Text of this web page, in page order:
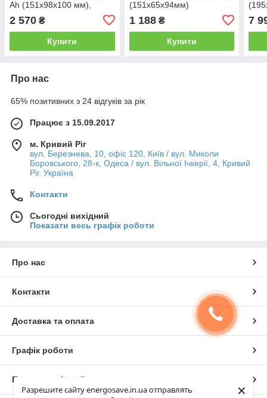
Разрешите сайту energosave.in.ua отправлять
×
Ah (151х98х100 мм),
2 570 ₴
Купити
(151х65х94мм)
1 188₴
Купити
7
Про нас
65% позитивних з 24 відгуків за рік
Працює з 15.09.2017
м. Кривий Ріг
вул. Березнева, 10, офіс 120, Київ / вул. Миколи
Боровського, 28-к, Одеса / вул. Вільної Ічкерії, 4, Кривий
Ріг, Україна
Контакти
Сьогодні вихідний
Показати весь графік роботи
Про нас
Контакти
Доставка та оплата
Графік роботи
Повна версія сайту